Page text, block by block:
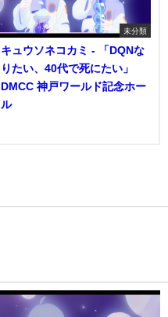
未分類
キュウソネコカミ - 「DQNな
りたい、40代で死にたい」
DMCC 神戸ワールド記念ホー
ル